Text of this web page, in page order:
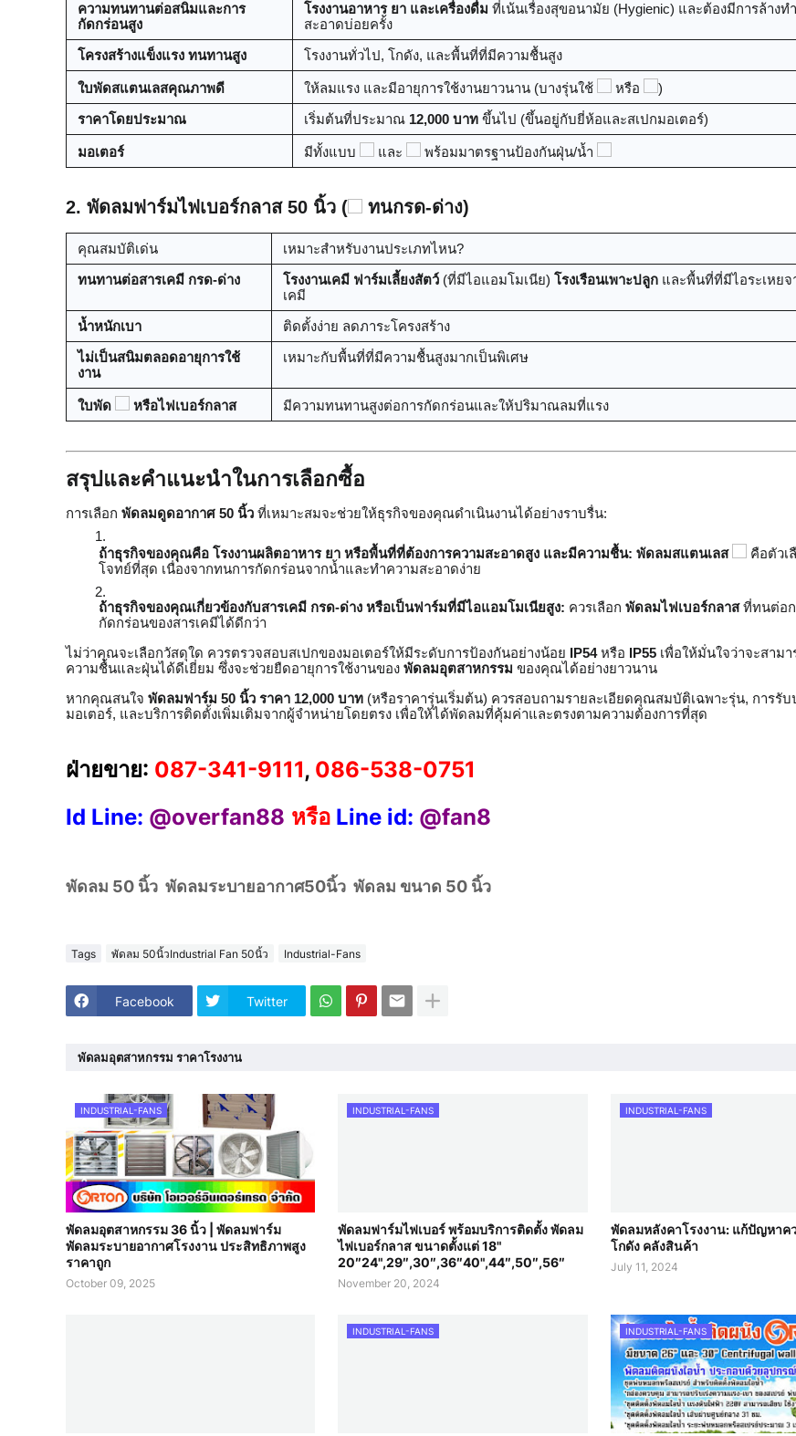
ความทนทานต่อสนิมและการ
กัดกร่อนสูง
โรงงานอาหาร ยา และเครื่องดื่ม ที่เน้นเรื่องสุขอนามัย (Hygienic) และต้องมีการล้างท
สะอาดบ่อยครั้ง
โครงสร้างแข็งแรง ทนทานสูง
โรงงานทั่วไป, โกดัง, และพื้นที่ที่มีความชื้นสูง
ใบพัดสแตนเลสคุณภาพดี ให้ลมแรง และมีอายุการใช้งานยาวนาน (บางรุ่นใช้ หรือ
)
ราคาโดยประมาณ
เริ่มต้นที่ประมาณ 12,000 บาท ขึ้นไป (ขึ้นอยู่กับยี่ห้อและสเปกมอเตอร์)
มอเตอร์ มีทั้งแบบ และ พร้อมมาตรฐานป้องกันฝุ่น/น้ำ
2. พัดลมฟาร์มไฟเบอร์กลาส 50 นิ้ว ( ทนกรด-ด่าง)
คุณสมบัติเด่น
เหมาะสำหรับงานประเภทไหน?
ทนทานต่อสารเคมี กรด-ด่าง
โรงงานเคมี ฟาร์มเลี้ยงสัตว์ (ที่มีไอแอมโมเนีย) โรงเรือนเพาะปลูก และพื้นที่ที่มีไอระเหยจ
เคมี
น้ำหนักเบา
ติดตั้งง่าย ลดภาระโครงสร้าง
ไม่เป็นสนิมตลอดอายุการใช้
งาน
เหมาะกับพื้นที่ที่มีความชื้นสูงมากเป็นพิเศษ
ใบพัด หรือไฟเบอร์กลาส มีความทนทานสูงต่อการกัดกร่อนและให้ปริมาณลมที่แรง
สรุปและคำแนะนำในการเลือกซื้อ
การเลือก พัดลมดูดอากาศ 50 นิ้ว ที่เหมาะสมจะช่วยให้ธุรกิจของคุณดำเนินงานได้อย่างราบรื่น:
ถ้าธุรกิจของคุณคือ โรงงานผลิตอาหาร ยา หรือพื้นที่ที่ต้องการความสะอาดสูง และมีความชื้น: พัดลมสแตนเลส
คือตัวเ
โจทย์ที่สุด เนื่องจากทนการกัดกร่อนจากน้ำและทำความสะอาดง่าย
ถ้าธุรกิจของคุณเกี่ยวข้องกับสารเคมี กรด-ด่าง หรือเป็นฟาร์มที่มีไอแอมโมเนียสูง: ควรเลือก พัดลมไฟเบอร์กลาสที่ทนต่อก
กัดกร่อนของสารเคมีได้ดีกว่า
ไม่ว่าคุณจะเลือกวัสดุใด ควรตรวจสอบสเปกของมอเตอร์ให้มีระดับการป้องกันอย่างน้อย IP54หรือ IP55 เพื่อให้มั่นใจว่าจะสาม
ความชื้นและฝุ่นได้ดีเยี่ยม ซึ่งจะช่วยยืดอายุการใช้งานของ พัดลมอุตสาหกรรม ของคุณได้อย่างยาวนาน
หากคุณสนใจ พัดลมฟาร์ม 50 นิ้ว ราคา 12,000 บาท (หรือราคารุ่นเริ่มต้น) ควรสอบถามรายละเอียดคุณสมบัติเฉพาะรุ่น, การรับ
มอเตอร์, และบริการติดตั้งเพิ่มเติมจากผู้จำหน่ายโดยตรง เพื่อให้ได้พัดลมที่คุ้มค่าและตรงตามความต้องการที่สุด
ฝ่ายขาย: 087-341-9111, 086-538-0751
Id Line: @overfan88 หรือ Line id: @fan8
พัดลม 50 นิ้ว พัดลมระบายอากาศ50นิ้ว พัดลม ขนาด 50 นิ้ว
Tags พัดลม 50นิ้วIndustrial Fan 50นิ้ว Industrial-Fans
Facebook Twitter
พัดลมอุตสาหกรรม ราคาโรงงาน
INDUSTRIAL-FANS
พัดลมอุตสาหกรรม 36 นิ้ว | พัดลมฟาร์ม
พัดลมระบายอากาศโรงงาน ประสิทธิภาพสูง
ราคาถูก
October 09, 2025
INDUSTRIAL-FANS
พัดลมฟาร์มไฟเบอร์ พร้อมบริการติดตั้ง พัดลม
ไฟเบอร์กลาส ขนาดตั้งแต่ 18"
20″24",29″,30″,36″40",44″,50″,56″
November 20, 2024
INDUSTRIAL-FANS
พัดลมหลังคาโรงงาน: แก้ปัญหาค
โกดัง คลังสินค้า
July 11, 2024
INDUSTRIAL-FANS INDUSTRIAL-FANS